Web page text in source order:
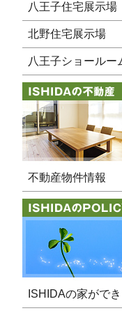
八王子住宅展示場
北野住宅展示場
八王子ショールー
不動産物件情報
ISHIDAの家がで